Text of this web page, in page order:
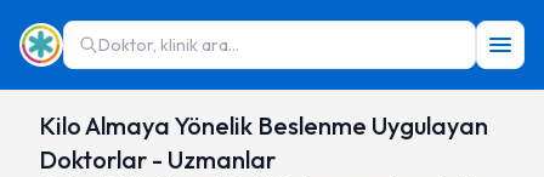
Doktor, klinik ara...
Kilo Almaya Yönelik Beslenme Uygulayan
Doktorlar - Uzmanlar